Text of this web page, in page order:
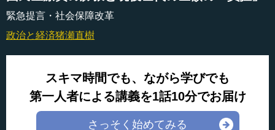
緊急提言・社会保障改革
政治と経済猪瀬直樹
スキマ時間でも、ながら学びでも
第一人者による講義を1話10分でお届け
さっそく始めてみる